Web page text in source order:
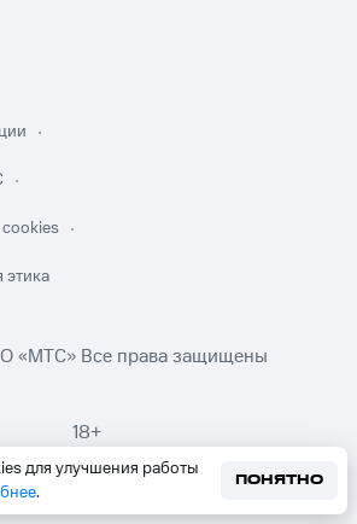
для улучшения работы
.
ПОНЯТНО
cookies
этика
«МТС» Все права защищены
18+